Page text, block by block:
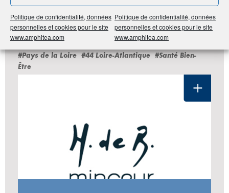
Politique de confidentialité, données
personnelles et cookies pour le site
www.amphitea.com
Politique de confidentialité, données
personnelles et cookies pour le site
www.amphitea.com
LES DERNIÈRES ANNONCES DU
CLUB ADHÉRENT
#Pays de la Loire #44 Loire-Atlantique #Santé Bien-
Être